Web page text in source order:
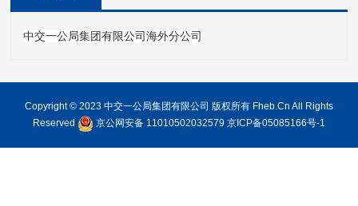
中交一公局集团有限公司海外分公司
Copyright © 2023 中交一公局集团有限公司 版权所有 Fheb.Cn All Rights
Reserved
京公网安备 11010502032579 京ICP备05085166号-1